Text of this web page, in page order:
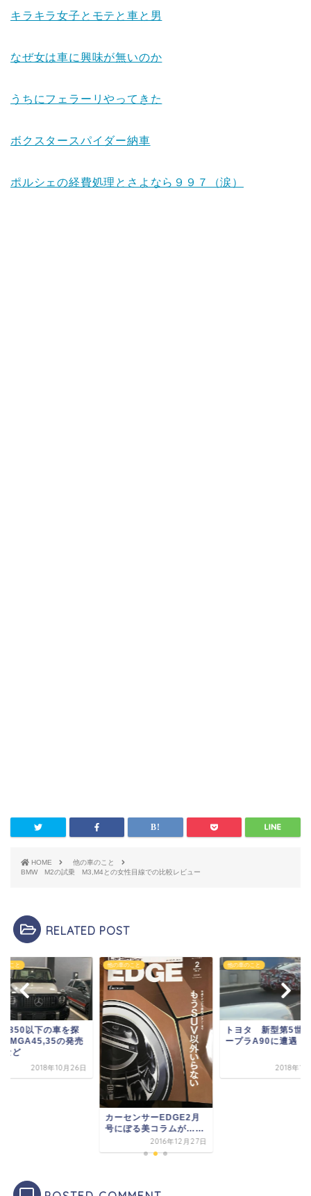
キラキラ女子とモテと車と男
なぜ女は車に興味が無いのか
うちにフェラーリやってきた
ボクスタースパイダー納車
ポルシェの経費処理とさよなら９９７（涙）
HOME
他の車のこと
BMW M2の試乗 M3,M4との女性目線での比較レビュー
RELATED POST
のこと
1850以下の車を探
AMGA45,35の発売
など
2018年10月26日
他の車のこと
カーセンサーEDGE2月
号にぽる美コラムが……
2016年12月27日
他の車のこと
トヨタ 新型第5世
ープラA90に遭遇
2018年10